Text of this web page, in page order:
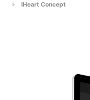
IHeart Concept